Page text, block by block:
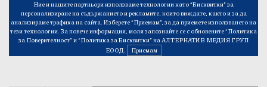
Ние и нашите партньори използваме технологии като “Бисквитки” за
персонализиране на съдържанието и рекламите, които виждате, както и за да
анализираме трафика на сайта. Изберете “Приемам”, за да приемете използването на
тези технологии. За повече информация, моля запознайте се с обновените“Политика
за Поверителност”и“Политика за Бисквитки”на АЛТЕРНАТИВ МЕДИЯ ГРУП
ЕООД.
Приемам